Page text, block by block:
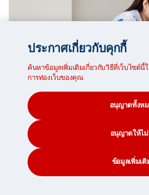
ประกาศเกี่ยวกับคุกกี้
ค้นหาข้อมูลเพิ่มเติมเกี่ยวกับวิธีที่เว็บไซต์นี้
การท่องเว็บของคุณ
อนุญาตทั้งห
อนุญาตให้ไ
ข้อมูลเพิ่มเติ